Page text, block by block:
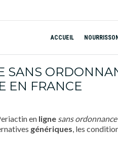
ACCUEIL
EN FRANCE
en ligne sans ordonnance
génériques, les